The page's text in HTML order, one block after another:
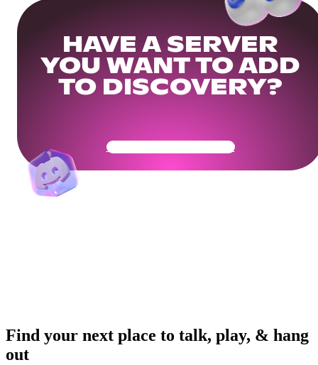
HAVE A SERVER
YOU WANT TO ADD
TO DISCOVERY?
Get Your Community Ready
Find your next place to talk, play, & hang
out